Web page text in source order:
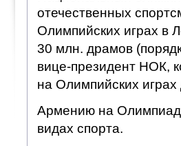
отечественных
Олимпийских играх в
30 млн. драмов
вице-президент НОК,
на Олимпийских
Армению на
видах спорта.